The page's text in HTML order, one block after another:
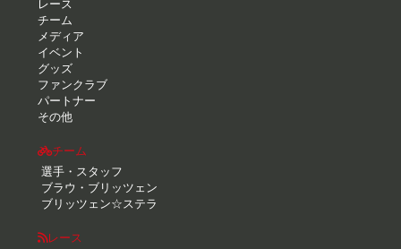
レース
チーム
メディア
イベント
グッズ
ファンクラブ
パートナー
その他
チーム
選手・スタッフ
ブラウ・ブリッツェン
ブリッツェン☆ステラ
レース